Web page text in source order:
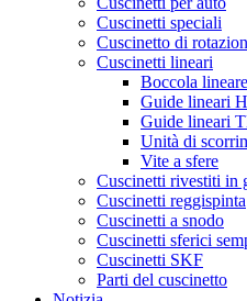
Cuscinetti speciali
Cuscinetto di
Cuscinetti lineari
Boccola lineare
Guide lineari
Guide lineari
Unità di
Vite a sfere
Cuscinetti rivestiti in
Cuscinetti reggispinta
Cuscinetti a snodo
Cuscinetti sferici
Cuscinetti SKF
Parti del cuscinetto